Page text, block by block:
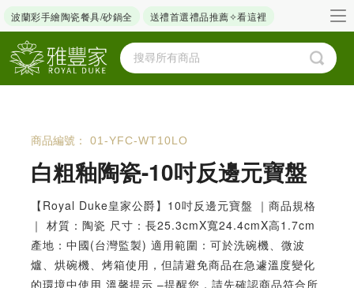
波蘭彩手繪陶瓷餐具/砂鍋全 送禮首選禮品推薦✧看這裡
商品編號： 01-YFC-WT10LO
白粗釉陶瓷-10吋反邊元寶盤
【Royal Duke皇家公爵】10吋反邊元寶盤 ｜商品規格
｜ 材質：陶瓷 尺寸：長25.3cmX寬24.4cmX高1.7cm
產地：中國(台灣監製) 適用範圍：可於洗碗機、微波
爐、烘碗機、烤箱使用，但請避免商品在急遽溫度變化
的環境中使用 溫馨提示 –提醒您，請先確認商品符合所